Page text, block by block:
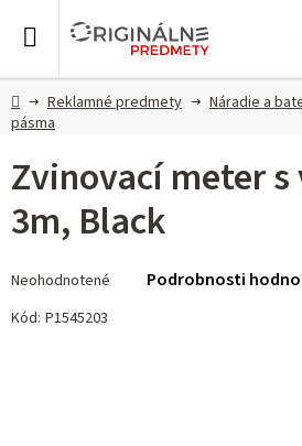
DomovReklamné predmety Náradie a
pásma
Zvinovací meter
3m, Black
hodnotenie
produktu
Neohodnotené Podrobnosti
Kód: P1545203